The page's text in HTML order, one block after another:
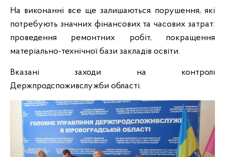
На виконанні все ще залишаються порушення, які
потребують значних фінансових та часових затрат:
проведення ремонтних робіт, покращення
матеріально-технічної бази закладів освіти.
Вказані заходи на контролі
Держпродспоживслужби області.